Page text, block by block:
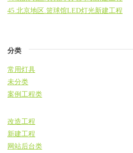
45.北京地区.篮球馆LED灯光新建工程
分类
常用灯具
未分类
案例工程类
改造工程
新建工程
网站后台类